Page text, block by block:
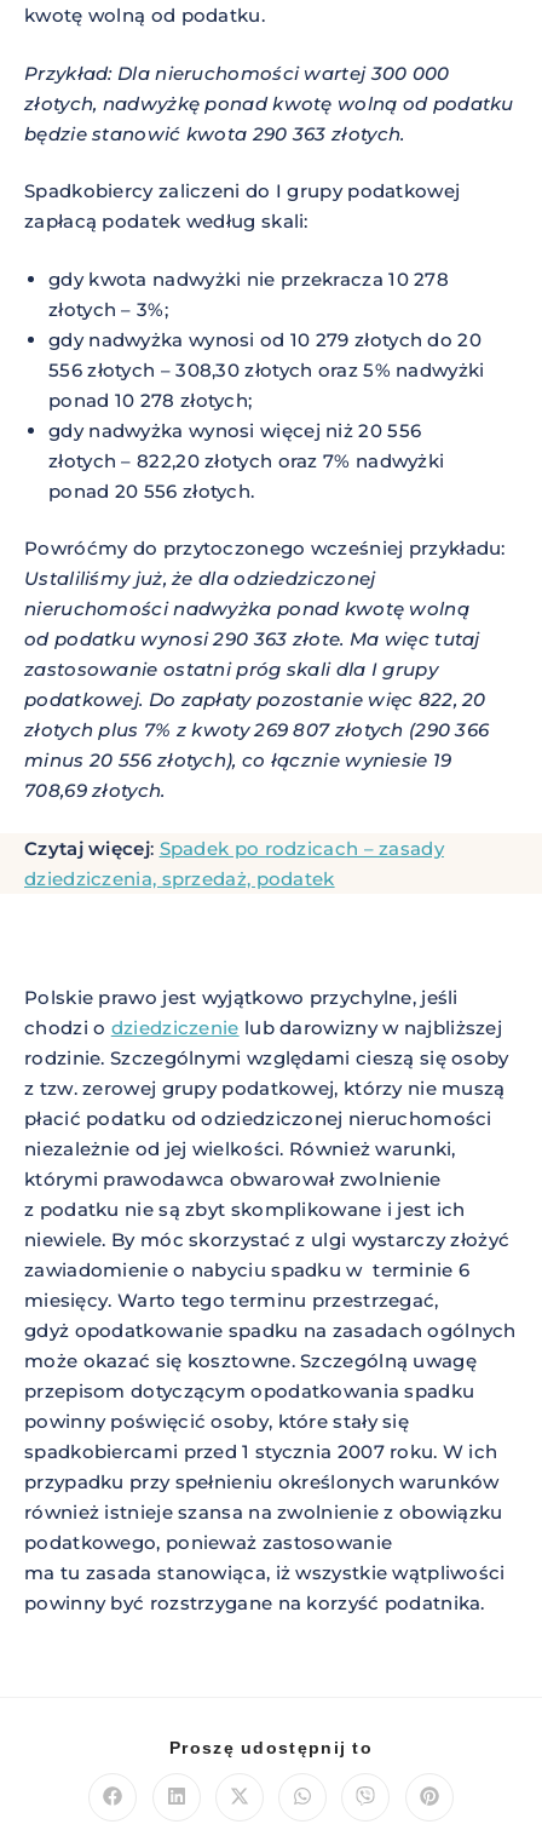
kwotę wolną od podatku.
Przykład: Dla nieruchomości wartej 300 000
złotych, nadwyżkę ponad kwotę wolną od podatku
będzie stanowić kwota 290 363 złotych.
Spadkobiercy zaliczeni do I grupy podatkowej
zapłacą podatek według skali:
gdy kwota nadwyżki nie przekracza 10 278
złotych – 3%;
gdy nadwyżka wynosi od 10 279 złotych do 20
556 złotych – 308,30 złotych oraz 5% nadwyżki
ponad 10 278 złotych;
gdy nadwyżka wynosi więcej niż 20 556
złotych – 822,20 złotych oraz 7% nadwyżki
ponad 20 556 złotych.
Powróćmy do przytoczonego wcześniej przykładu:
Ustaliliśmy już, że dla odziedziczonej
nieruchomości nadwyżka ponad kwotę wolną
od podatku wynosi 290 363 złote. Ma więc tutaj
zastosowanie ostatni próg skali dla I grupy
podatkowej. Do zapłaty pozostanie więc 822, 20
złotych plus 7% z kwoty 269 807 złotych (290 366
minus 20 556 złotych), co łącznie wyniesie 19
708,69 złotych.
Czytaj więcej: Spadek po rodzicach – zasady
dziedziczenia, sprzedaż, podatek
Polskie prawo jest wyjątkowo przychylne, jeśli
chodzi o dziedziczenie lub darowizny w najbliższej
rodzinie. Szczególnymi względami cieszą się osoby
z tzw. zerowej grupy podatkowej, którzy nie muszą
płacić podatku od odziedziczonej nieruchomości
niezależnie od jej wielkości. Również warunki,
którymi prawodawca obwarował zwolnienie
z podatku nie są zbyt skomplikowane i jest ich
niewiele. By móc skorzystać z ulgi wystarczy złożyć
zawiadomienie o nabyciu spadku w terminie 6
miesięcy. Warto tego terminu przestrzegać,
gdyż opodatkowanie spadku na zasadach ogólnych
może okazać się kosztowne. Szczególną uwagę
przepisom dotyczącym opodatkowania spadku
powinny poświęcić osoby, które stały się
spadkobiercami przed 1 stycznia 2007 roku. W ich
przypadku przy spełnieniu określonych warunków
również istnieje szansa na zwolnienie z obowiązku
podatkowego, ponieważ zastosowanie
ma tu zasada stanowiąca, iż wszystkie wątpliwości
powinny być rozstrzygane na korzyść podatnika.
Proszę udostępnij to